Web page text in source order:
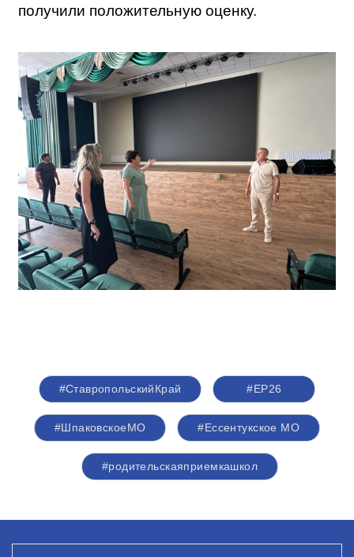
получили положительную оценку.
#СтавропольскийКрай #ЕР26
#ШпаковскоеМО #Ессентукское МО
#родительскаяприемкашкол